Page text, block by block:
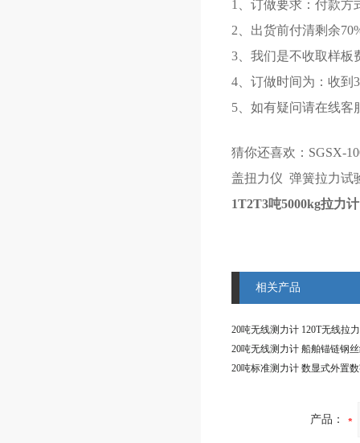
1、订做要求：付款方
2、出货前付清剩余
3、我们是不收取样板
4、订做时间为：收到
5、如有疑问请在线客
猜你还喜欢： SGSX-
盖扭力仪 弹簧拉力试
1T2T3吨5000kg拉力
相关产品
产品：